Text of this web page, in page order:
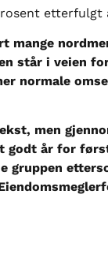
står i veien
normale
men
år for
gruppen